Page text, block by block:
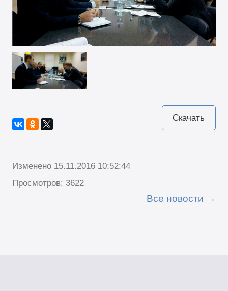
Скачать
Изменено 15.11.2016 10:52:44
Просмотров: 3622
Все новости